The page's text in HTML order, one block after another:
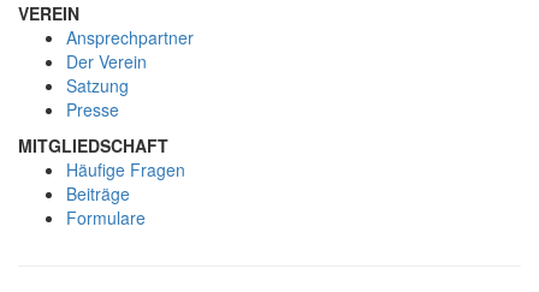
VEREIN
Ansprechpartner
Der Verein
Satzung
Presse
MITGLIEDSCHAFT
Häufige Fragen
Beiträge
Formulare